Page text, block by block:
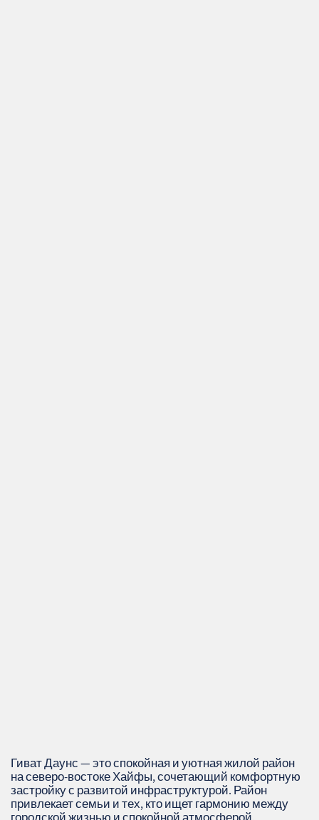
Гиват Даунс — это спокойная и уютная жилой район
на северо-востоке Хайфы, сочетающий комфортную
застройку с развитой инфраструктурой. Район
привлекает семьи и тех, кто ищет гармонию между